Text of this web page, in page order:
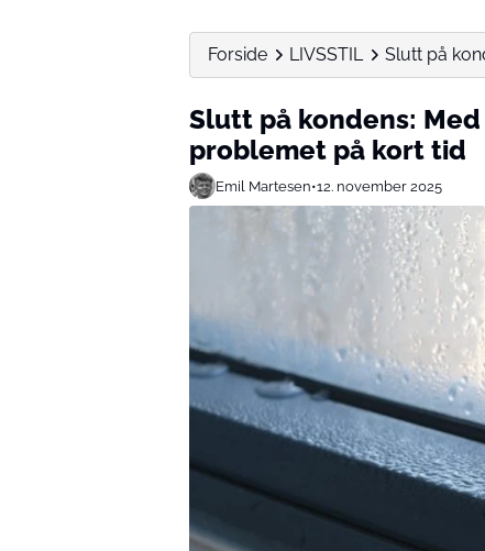
Forside LIVSSTIL Slutt på
Slutt på kondens:
problemet på kort tid
Emil Martesen•12. november 2025